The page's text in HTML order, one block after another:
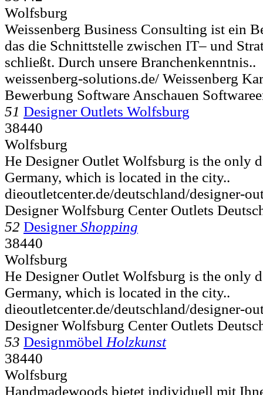
Wolfsburg
Weissenberg Business Consulting ist ein
das die Schnittstelle zwischen IT– und
schließt. Durch unsere Branchenkenntnis..
weissenberg-solutions.de/ Weissenberg
Bewerbung Software Anschauen
51 Designer Outlets Wolfsburg
38440
Wolfsburg
He Designer Outlet Wolfsburg is the only
Germany, which is located in the city..
dieoutletcenter.de/deutschland/designer-
Designer Wolfsburg Center Outlets
52 Designer Shopping
38440
Wolfsburg
He Designer Outlet Wolfsburg is the only
Germany, which is located in the city..
dieoutletcenter.de/deutschland/designer-
Designer Wolfsburg Center Outlets
53 Designmöbel Holzkunst
38440
Wolfsburg
Handmadewoods bietet individuell mit